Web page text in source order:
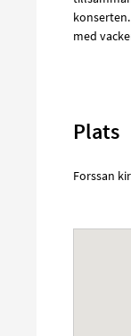
med
Plats
Forssan